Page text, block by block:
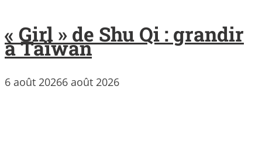
« Girl » de Shu Qi : grandir
à Taïwan
6 août 20266 août 2026